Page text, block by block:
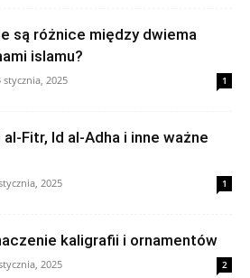
są różnice między dwiema
islamu?
stycznia, 2025 1
Fitr, Id al-Adha i inne ważne
2025 1
kaligrafii i ornamentów
2025 2